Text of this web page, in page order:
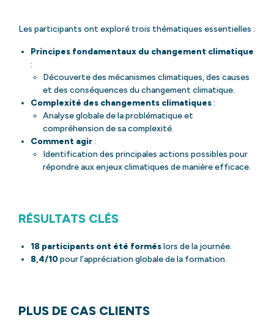
Les participants ont exploré trois thématiques essentielles :
Principes fondamentaux du changement climatique
:
Découverte des mécanismes climatiques, des causes
et des conséquences du changement climatique.
Complexité des changements climatiques:
Analyse globale de la problématique et
compréhension de sa complexité.
Comment agir:
Identification des principales actions possibles pour
répondre aux enjeux climatiques de manière efficace.
RÉSULTATS CLÉS
18 participants ont été forméslors de la journée.
8,4/10pour l’appréciation globale de la formation.
PLUS DE CAS CLIENTS